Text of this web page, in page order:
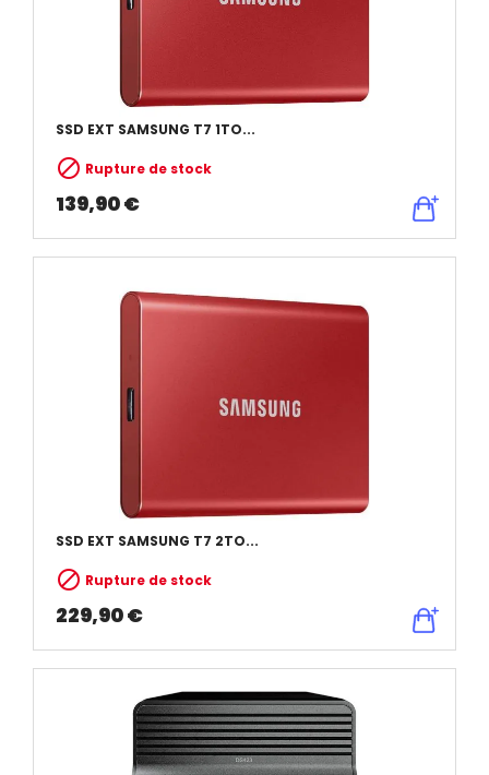
SSD EXT SAMSUNG T7 1TO...
 Rupture de stock
139,90 €
SSD EXT SAMSUNG T7 2TO...
 Rupture de stock
229,90 €